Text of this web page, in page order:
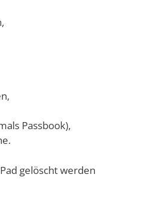
Passbook),
gelöscht werden